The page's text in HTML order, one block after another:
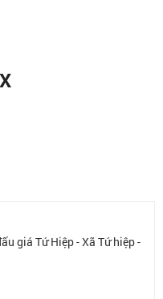
giá Tứ Hiệp - Xã Tứ hiệp -